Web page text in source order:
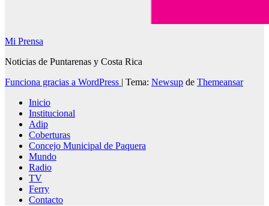
Mi Prensa
Noticias de Puntarenas y Costa Rica
Funciona gracias a WordPress | Tema: Newsup de Themeansar
Inicio
Institucional
Adip
Coberturas
Concejo Municipal de Paquera
Mundo
Radio
TV
Ferry
Contacto